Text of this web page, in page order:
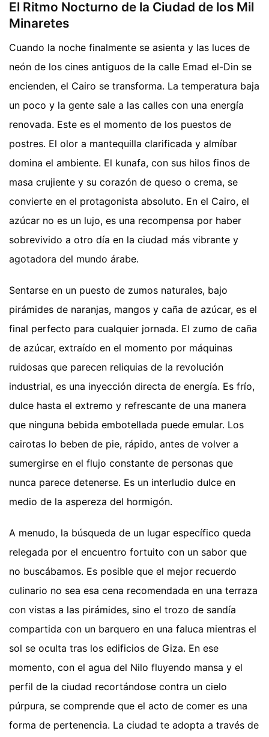
El Ritmo Nocturno de la Ciudad de los Mil
Minaretes
Cuando la noche finalmente se asienta y las luces de
neón de los cines antiguos de la calle Emad el-Din se
encienden, el Cairo se transforma. La temperatura baja
un poco y la gente sale a las calles con una energía
renovada. Este es el momento de los puestos de
postres. El olor a mantequilla clarificada y almíbar
domina el ambiente. El kunafa, con sus hilos finos de
masa crujiente y su corazón de queso o crema, se
convierte en el protagonista absoluto. En el Cairo, el
azúcar no es un lujo, es una recompensa por haber
sobrevivido a otro día en la ciudad más vibrante y
agotadora del mundo árabe.
Sentarse en un puesto de zumos naturales, bajo
pirámides de naranjas, mangos y caña de azúcar, es el
final perfecto para cualquier jornada. El zumo de caña
de azúcar, extraído en el momento por máquinas
ruidosas que parecen reliquias de la revolución
industrial, es una inyección directa de energía. Es frío,
dulce hasta el extremo y refrescante de una manera
que ninguna bebida embotellada puede emular. Los
cairotas lo beben de pie, rápido, antes de volver a
sumergirse en el flujo constante de personas que
nunca parece detenerse. Es un interludio dulce en
medio de la aspereza del hormigón.
A menudo, la búsqueda de un lugar específico queda
relegada por el encuentro fortuito con un sabor que
no buscábamos. Es posible que el mejor recuerdo
culinario no sea esa cena recomendada en una terraza
con vistas a las pirámides, sino el trozo de sandía
compartida con un barquero en una faluca mientras el
sol se oculta tras los edificios de Giza. En ese
momento, con el agua del Nilo fluyendo mansa y el
perfil de la ciudad recortándose contra un cielo
púrpura, se comprende que el acto de comer es una
forma de pertenencia. La ciudad te adopta a través de